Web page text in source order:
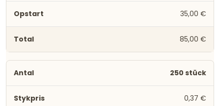
35,00 €
85,00 €
250 stück
0,37 €